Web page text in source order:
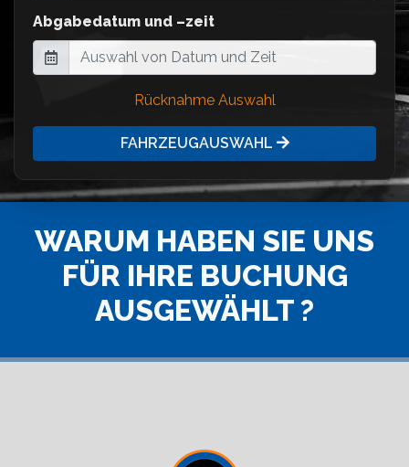
Abgabedatum und –zeit
Rücknahme Auswahl
FAHRZEUGAUSWAHL
WARUM HABEN SIE UNS
FÜR IHRE BUCHUNG
AUSGEWÄHLT ?